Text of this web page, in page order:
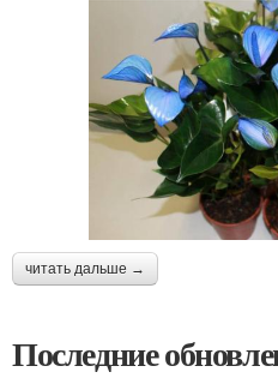
читать дальше →
Последние